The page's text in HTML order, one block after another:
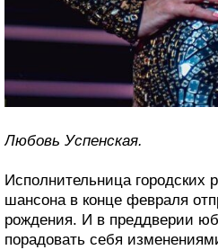
Любовь Успенская.
Исполнительница городских
шансона в конце февраля
рождения. И в преддверии
порадовать себя